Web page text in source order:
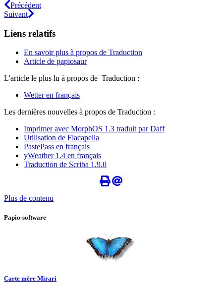
Précédent
Suivant
Liens relatifs
En savoir plus à propos de Traduction
Article de papiosaur
L'article le plus lu à propos de Traduction :
Wetter en français
Les dernières nouvelles à propos de Traduction :
Imprimer avec MorphOS 1.3 traduit par Daff
Utilisation de Flacapella
PastePass en français
yWeather 1.4 en français
Traduction de Scriba 1.9.0
Plus de contenu
Papio-software
Carte mère Mirari